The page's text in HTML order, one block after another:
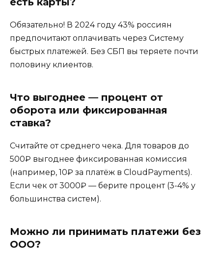
Обязательно! В 2024 году 43% россиян
предпочитают оплачивать через Систему
быстрых платежей. Без СБП вы теряете почти
половину клиентов.
Что выгоднее — процент от
оборота или фиксированная
ставка?
Считайте от среднего чека. Для товаров до
500₽ выгоднее фиксированная комиссия
(например, 10₽ за платёж в CloudPayments).
Если чек от 3000₽ — берите процент (3-4% у
большинства систем).
Можно ли принимать платежи без
ООО?